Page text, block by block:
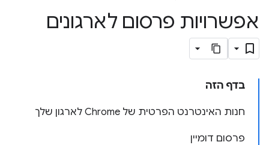
אפשרויות פרסום לארגונים
בדף הזה
חנות האינטרנט הפרטית של Chrome לארגון שלך
פרסום דומיין